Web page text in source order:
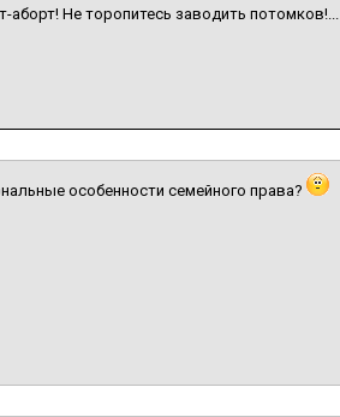
аборт! Не торопитесь заводить потомков!...
особенности семейного права?